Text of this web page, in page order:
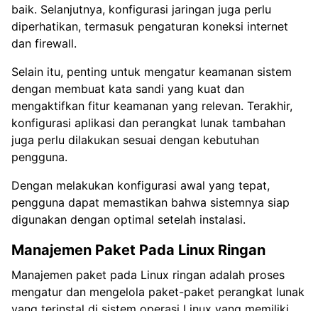
baik. Selanjutnya, konfigurasi jaringan juga perlu
diperhatikan, termasuk pengaturan koneksi internet
dan firewall.
Selain itu, penting untuk mengatur keamanan sistem
dengan membuat kata sandi yang kuat dan
mengaktifkan fitur keamanan yang relevan. Terakhir,
konfigurasi aplikasi dan perangkat lunak tambahan
juga perlu dilakukan sesuai dengan kebutuhan
pengguna.
Dengan melakukan konfigurasi awal yang tepat,
pengguna dapat memastikan bahwa sistemnya siap
digunakan dengan optimal setelah instalasi.
Manajemen Paket Pada Linux Ringan
Manajemen paket pada Linux ringan adalah proses
mengatur dan mengelola paket-paket perangkat lunak